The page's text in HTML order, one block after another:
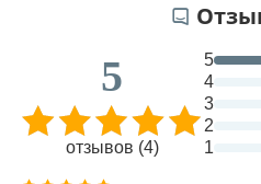
5
отзывов (4)
5
4
3
2
1